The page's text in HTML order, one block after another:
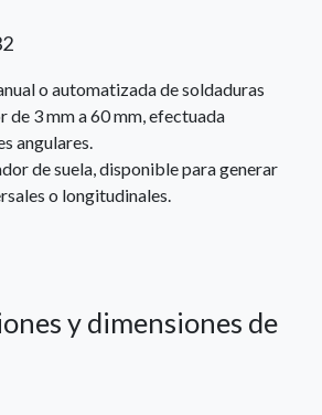
o automatizada de soldaduras
de 3 mm a 60 mm, efectuada
angulares.
de suela, disponible para generar
o longitudinales.
y dimensiones de